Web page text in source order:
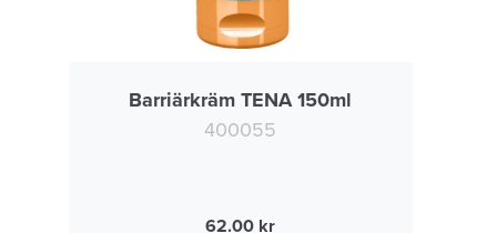
Barriärkräm TENA 150ml
400055
62.00